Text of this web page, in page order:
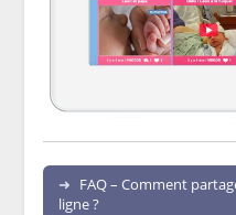
FAQ – Comment
ligne ?